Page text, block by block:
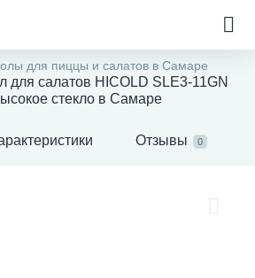
для пиццы и салатов в Самаре
для салатов HICOLD SLE3-11GN
стекло в Самаре
Отзывы 0